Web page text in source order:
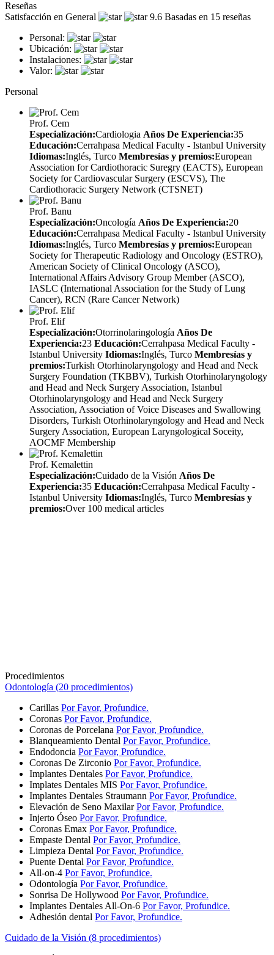
Reseñas
Satisfacción en General
9.6 Basadas en 15 reseñas
Personal:
Ubicación:
Instalaciones:
Valor:
Personal
Prof. Cem
Especialización:Cardiologia Años De Experiencia:35
Educación:Cerrahpasa Medical Faculty - Istanbul University
Idiomas:Inglés, Turco Membresías y premios:European
Association for Cardiothoracic Suregry (EACTS), European
Society for Cardiovascular Surgery (ESCVS), The
Cardiothoracic Surgery Network (CTSNET)
Prof. Banu
Especialización:Oncología Años De Experiencia:20
Educación:Cerrahpasa Medical Faculty - Istanbul University
Idiomas:Inglés, Turco Membresías y premios:European
Society for Therapeutic Radiology and Oncology (ESTRO),
American Society of Clinical Oncology (ASCO),
International Affairs Advisory Group Member (ASCO),
IASLC (International Association for the Study of Lung
Cancer), RCN (Rare Cancer Network)
Prof. Elif
Especialización:Otorrinolaringología Años De
Experiencia:23 Educación:Cerrahpasa Medical Faculty -
Istanbul University Idiomas:Inglés, Turco Membresías y
premios:Turkish Otorhinolaryngology and Head and Neck
Surgery Foundation (TKBBV), Turkish Otorhinolaryngology
and Head and Neck Surgery Association, Istanbul
Otorhinolaryngology and Head and Neck Surgery
Association, Association of Voice Diseases and Swallowing
Disorders, Turkish Otorhinolaryngology and Head and Neck
Surgery Association, European Laryngological Soceity,
AOCMF Membership
Prof. Kemalettin
Especialización:Cuidado de la Visión Años De
Experiencia:35 Educación:Cerrahpasa Medical Faculty -
Istanbul University Idiomas:Inglés, Turco Membresías y
premios:Over 100 medical articles
Procedimientos
Odontología (20 procedimientos)
Carillas Por Favor, Profundice.
Coronas Por Favor, Profundice.
Coronas de Porcelana Por Favor, Profundice.
Blanqueamiento Dental Por Favor, Profundice.
Endodoncia Por Favor, Profundice.
Coronas De Zirconio Por Favor, Profundice.
Implantes Dentales Por Favor, Profundice.
Implates Dentales MIS Por Favor, Profundice.
Implantes Dentales Straumann Por Favor, Profundice.
Elevación de Seno Maxilar Por Favor, Profundice.
Injerto Óseo Por Favor, Profundice.
Coronas Emax Por Favor, Profundice.
Empaste Dental Por Favor, Profundice.
Limpieza Dental Por Favor, Profundice.
Puente Dental Por Favor, Profundice.
All-on-4 Por Favor, Profundice.
Odontología Por Favor, Profundice.
Sonrisa De Hollywood Por Favor, Profundice.
Implantes Dentales All-On-6 Por Favor, Profundice.
Adhesión dental Por Favor, Profundice.
Cuidado de la Visión (8 procedimientos)